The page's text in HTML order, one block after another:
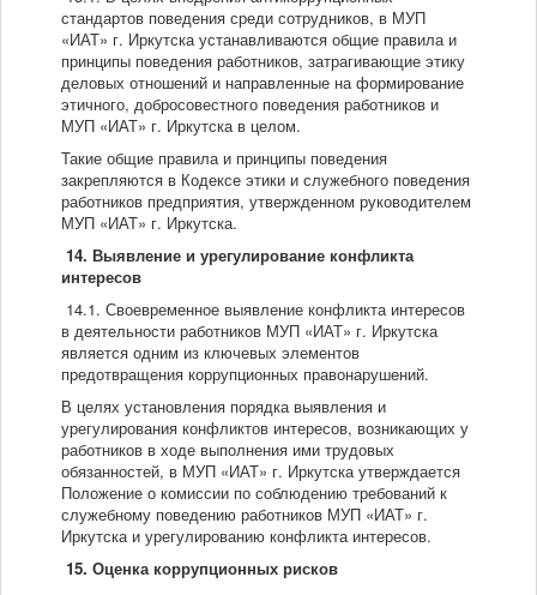
стандартов поведения среди сотрудников, в МУП
«ИАТ» г. Иркутска устанавливаются общие правила и
принципы поведения работников, затрагивающие этику
деловых отношений и направленные на формирование
этичного, добросовестного поведения работников и
МУП «ИАТ» г. Иркутска в целом.
Такие общие правила и принципы поведения
закрепляются в Кодексе этики и служебного поведения
работников предприятия, утвержденном руководителем
МУП «ИАТ» г. Иркутска.
14. Выявление и урегулирование конфликта
интересов
14.1. Своевременное выявление конфликта интересов
в деятельности работников МУП «ИАТ» г. Иркутска
является одним из ключевых элементов
предотвращения коррупционных правонарушений.
В целях установления порядка выявления и
урегулирования конфликтов интересов, возникающих у
работников в ходе выполнения ими трудовых
обязанностей, в МУП «ИАТ» г. Иркутска утверждается
Положение о комиссии по соблюдению требований к
служебному поведению работников МУП «ИАТ» г.
Иркутска и урегулированию конфликта интересов.
15. Оценка коррупционных рисков